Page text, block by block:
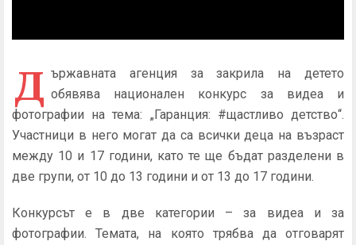
Д ържавната агенция за закрила на детето
обявява национален конкурс за видеа и
фотографии на тема: „Гаранция: #щастливо детство“.
Участници в него могат да са всички деца на възраст
между 10 и 17 години, като те ще бъдат разделени в
две групи, от 10 до 13 години и от 13 до 17 години.
Конкурсът е в две категории – за видеа и за
фотографии. Темата, на която трябва да отговарят